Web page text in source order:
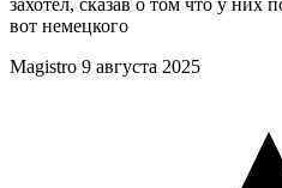
вот немецкого
Magistro 9 августа 2025